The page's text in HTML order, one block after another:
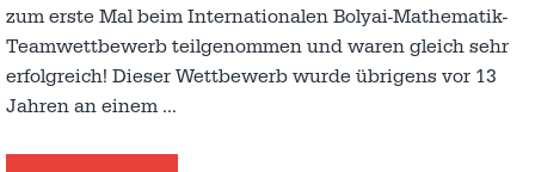
zum erste Mal beim Internationalen Bolyai-Mathematik-
Teamwettbewerb teilgenommen und waren gleich sehr
erfolgreich! Dieser Wettbewerb wurde übrigens vor 13
Jahren an einem …